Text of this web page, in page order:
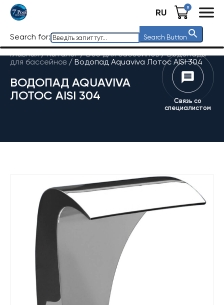
RU 0
Search for: Search Button
Главная / Каталог/Все для бассейнов/Водопады
для бассейнов / Водопад Aquaviva Лотос AISI 304
ВОДОПАД AQUAVIVA
ЛОТОС AISI 304
Связь со
специалистом